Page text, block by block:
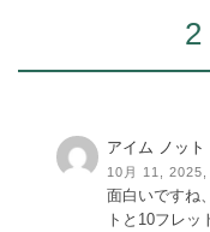
2
アイム ノット
10月 11, 2025,
面白いですね
トと10フレッ